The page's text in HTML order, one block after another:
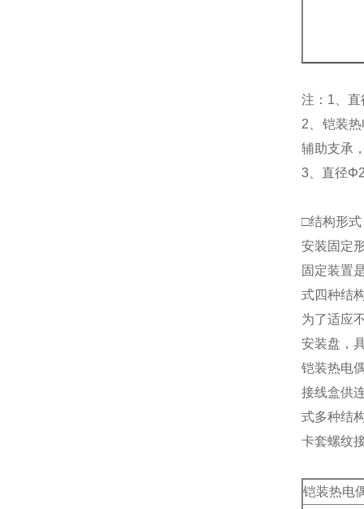
注：1、
2、铠装
辅助支承
3、直径
□结构形式
安装固定
固定装置
式四种结
为了适应
安装盘，
铠装热电
接线盒供
式多种结
卡套螺纹
铠装热电